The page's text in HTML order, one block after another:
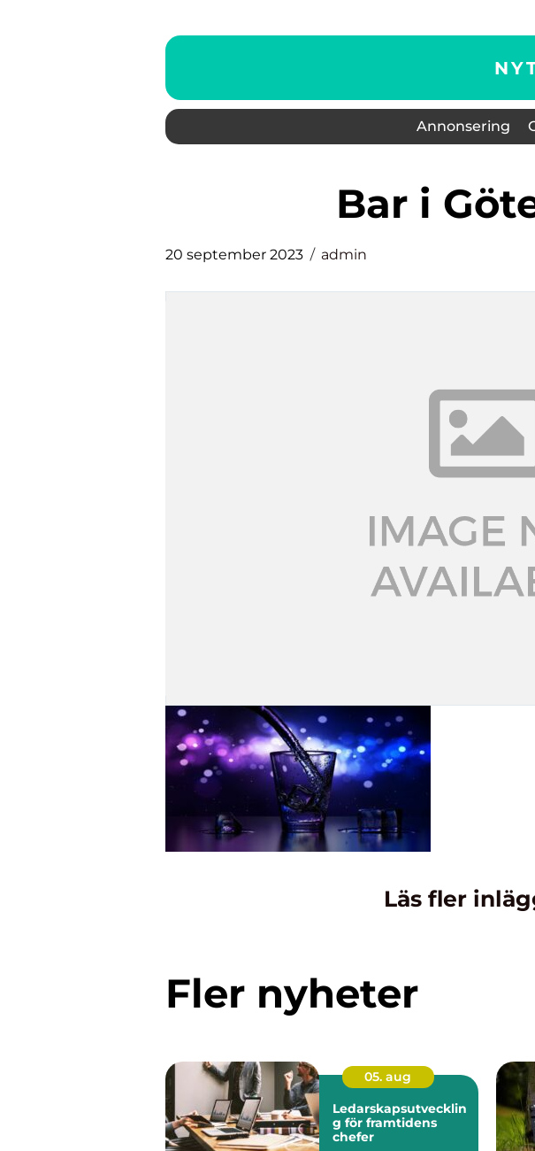
Annonsering
bar i
20 september 2023 admin
Läs fler
Fler nyheter
05. aug
Ledarskapsutvecklin
g för framtidens
chefer